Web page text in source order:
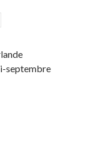
septembre